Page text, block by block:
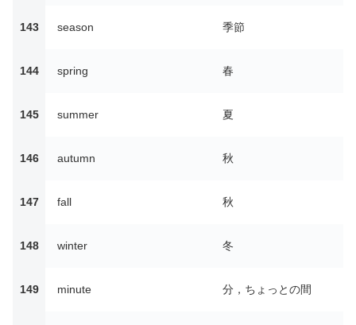
143 season 季節
144 spring 春
145 summer 夏
146 autumn 秋
147 fall 秋
148 winter 冬
149 minute 分，ちょっとの間